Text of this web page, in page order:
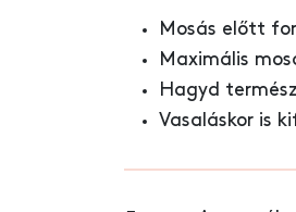
Mosás előtt
Maximális
Hagyd
Vasaláskor is